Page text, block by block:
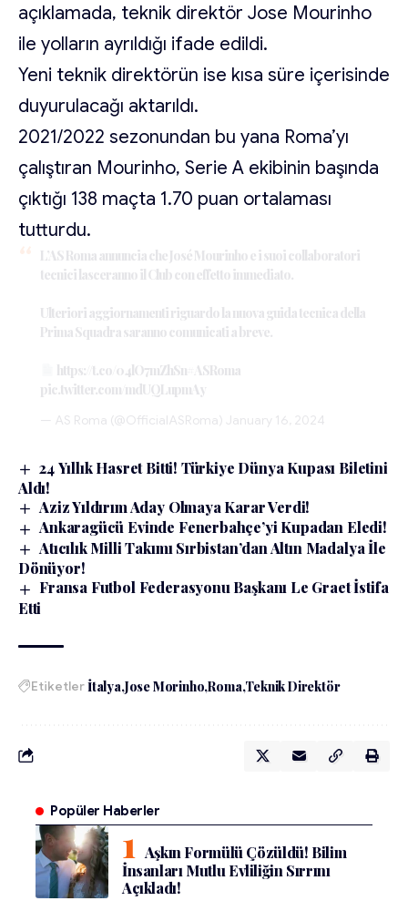
açıklamada, teknik direktör Jose Mourinho
ile yolların ayrıldığı ifade edildi.
Yeni teknik direktörün ise kısa süre içerisinde
duyurulacağı aktarıldı.
2021/2022 sezonundan bu yana Roma’yı
çalıştıran Mourinho, Serie A ekibinin başında
çıktığı 138 maçta 1.70 puan ortalaması
tutturdu.
L’AS Roma annuncia che José Mourinho e i suoi collaboratori
tecnici lasceranno il Club con effetto immediato.
Ulteriori aggiornamenti riguardo la nuova guida tecnica della
Prima Squadra saranno comunicati a breve.
https://t.co/04lO7mZhSn#ASRoma
pic.twitter.com/mdUQLupmAy
— AS Roma (@OfficialASRoma) January 16, 2024
24 Yıllık Hasret Bitti! Türkiye Dünya Kupası Biletini
Aldı!
Aziz Yıldırım Aday Olmaya Karar Verdi!
Ankaragücü Evinde Fenerbahçe’yi Kupadan Eledi!
Atıcılık Milli Takımı Sırbistan’dan Altın Madalya İle
Dönüyor!
Fransa Futbol Federasyonu Başkanı Le Graet İstifa
Etti
Etiketlerİtalya Jose Morinho Roma Teknik Direktör
Popüler Haberler
Aşkın Formülü Çözüldü! Bilim
İnsanları Mutlu Evliliğin Sırrını
Açıkladı!